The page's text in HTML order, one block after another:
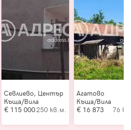
Севлиево, Център
Къща/Вила
115 000250 кв.м.
Агатово
Къща/Вила
16 873
76